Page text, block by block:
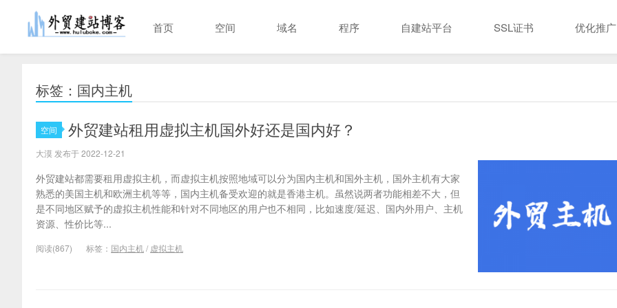
首页 空间 域名 程序 自建站平台 SSL证书 优化推广
标签：国内主机
空间 外贸建站租用虚拟主机国外好还是国内好？
大漠 发布于 2022-12-21
外贸建站都需要租用虚拟主机，而虚拟主机按照地域可以分为国内主机和国外主机，国外主机有大家
熟悉的美国主机和欧洲主机等等，国内主机备受欢迎的就是香港主机。虽然说两者功能相差不大，但
是不同地区赋予的虚拟主机性能和针对不同地区的用户也不相同，比如速度/延迟、国内外用户、主机
资源、性价比等...
阅读(867) 标签： 国内主机/ 虚拟主机